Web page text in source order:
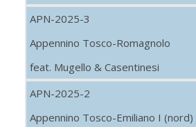
APN-2025-3
Appennino Tosco-Romagnolo
feat. Mugello & Casentinesi
APN-2025-2
Appennino Tosco-Emiliano I (nord)